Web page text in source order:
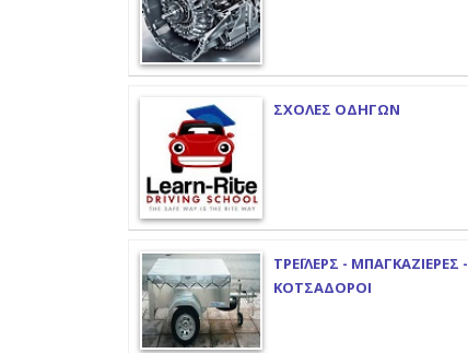
ΣΧΟΛΕΣ ΟΔΗΓΩΝ
ΤΡΕΪΛΕΡΣ - ΜΠΑΓΚΑΖΙΕΡΕΣ -
ΚΟΤΣΑΔΟΡΟΙ